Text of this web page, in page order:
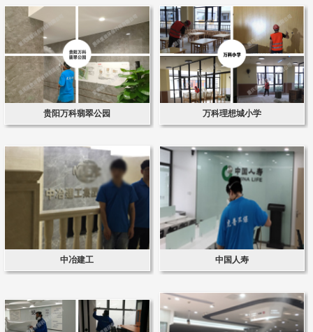
贵阳万科翡翠公园 万科理想城小学
中冶建工 中国人寿